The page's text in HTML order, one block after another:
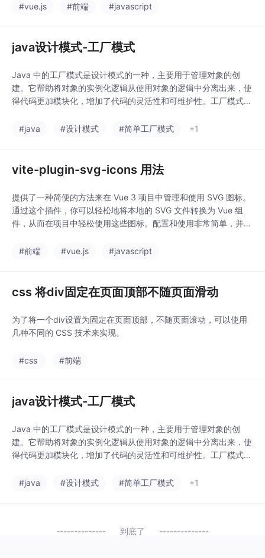
#vue.js
#前端 #javascript
java设计模式-工厂模式
Java 中的工厂模式是设计模式的一种，主要用于管理对象的创
建。它帮助将对象的实例化逻辑从使用对象的逻辑中分离出来，使
得代码更加模块化，增加了代码的灵活性和可维护性。工厂模式主
#java
#设计模式 #简单工厂模式 +1
vite-plugin-svg-icons 用法
提供了一种简便的方法来在 Vue 3 项目中管理和使用 SVG 图标。
通过这个插件，你可以轻松地将本地的 SVG 文件转换为 Vue 组
件，从而在项目中轻松使用这些图标。配置和使用非常简单，并且
#前端
#vue.js #javascript
css 将div固定在页面顶部不随页面滑动
为了将一个div设置为固定在页面顶部，不随页面滚动，可以使用
几种不同的 CSS 技术来实现。
#css #前端
java设计模式-工厂模式
Java 中的工厂模式是设计模式的一种，主要用于管理对象的创
建。它帮助将对象的实例化逻辑从使用对象的逻辑中分离出来，使
得代码更加模块化，增加了代码的灵活性和可维护性。工厂模式主
#java
#设计模式 #简单工厂模式 +1
到底了